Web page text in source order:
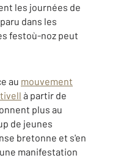
les journées de
dans les
festoù-noz peut
au mouvement
à partir de
plus au
de jeunes
bretonne et s'en
manifestation